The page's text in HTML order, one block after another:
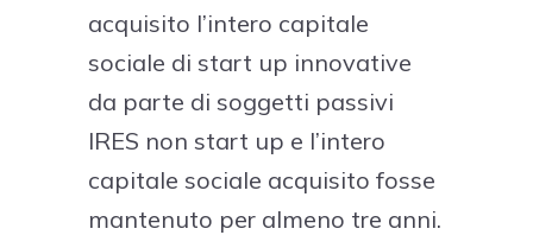
acquisito l’intero capitale
sociale di start up innovative
da parte di soggetti passivi
IRES non start up e l’intero
capitale sociale acquisito fosse
mantenuto per almeno tre anni.